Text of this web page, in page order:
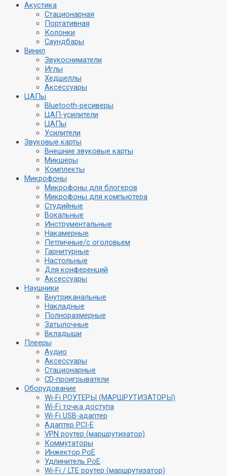
Акустика
Стационарная
Портативная
Колонки
Саундбары
Винил
Звукосниматели
Иглы
Хедшеллы
Аксессуары
ЦАПы
Bluetooth-ресиверы
ЦАП-усилители
ЦАПы
Усилители
Звуковые карты
Внешние звуковые карты
Микшеры
Комплекты
Микрофоны
Микрофоны для блогеров
Микрофоны для компьютера
Студийные
Вокальные
Инструментальные
Накамерные
Петличные/с оголовьем
Гарнитурные
Настольные
Для конференций
Аксессуары
Наушники
Внутриканальные
Накладные
Полноразмерные
Затылочные
Вкладыши
Плееры
Аудио
Аксессуары
Стационарные
CD-проигрыватели
Оборудование
Wi-Fi РОУТЕРЫ (МАРШРУТИЗАТОРЫ)
Wi-Fi точка доступа
Wi-Fi USB-адаптер
Адаптер PCI-E
VPN роутер (маршрутизатор)
Коммутаторы
Инжектор PoE
Удлинитель PoE
Wi-Fi / LTE роутер (маршрутизатор)